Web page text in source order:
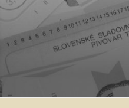
Prejsť
obsah